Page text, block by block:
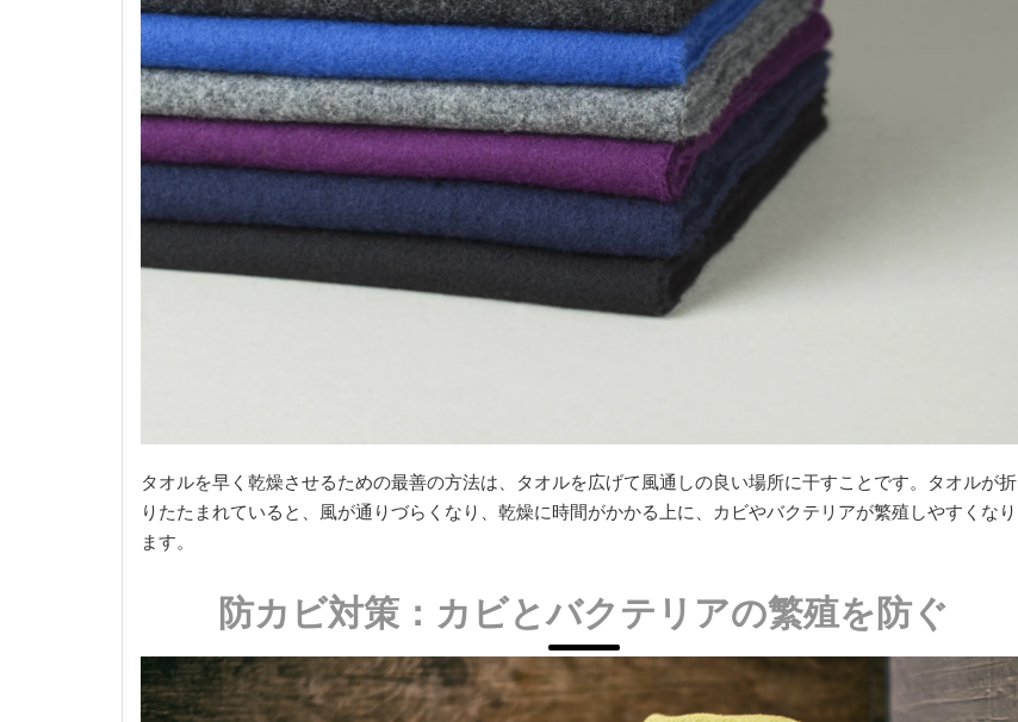
タオルを早く乾燥させるための最善の方法は、タオルを広げて風通しの良い場所に干すことです。タオルが折
りたたまれていると、風が通りづらくなり、乾燥に時間がかかる上に、カビやバクテリアが繁殖しやすくなり
ます。
防カビ対策：カビとバクテリアの繁殖を防ぐ